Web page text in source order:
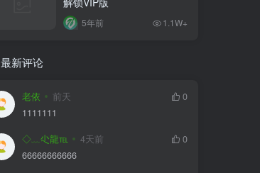
5年前 1.1W+
最新评论
老依 前天
0
1111111
◇﹏尐龍℡ 4天前
0
66666666666